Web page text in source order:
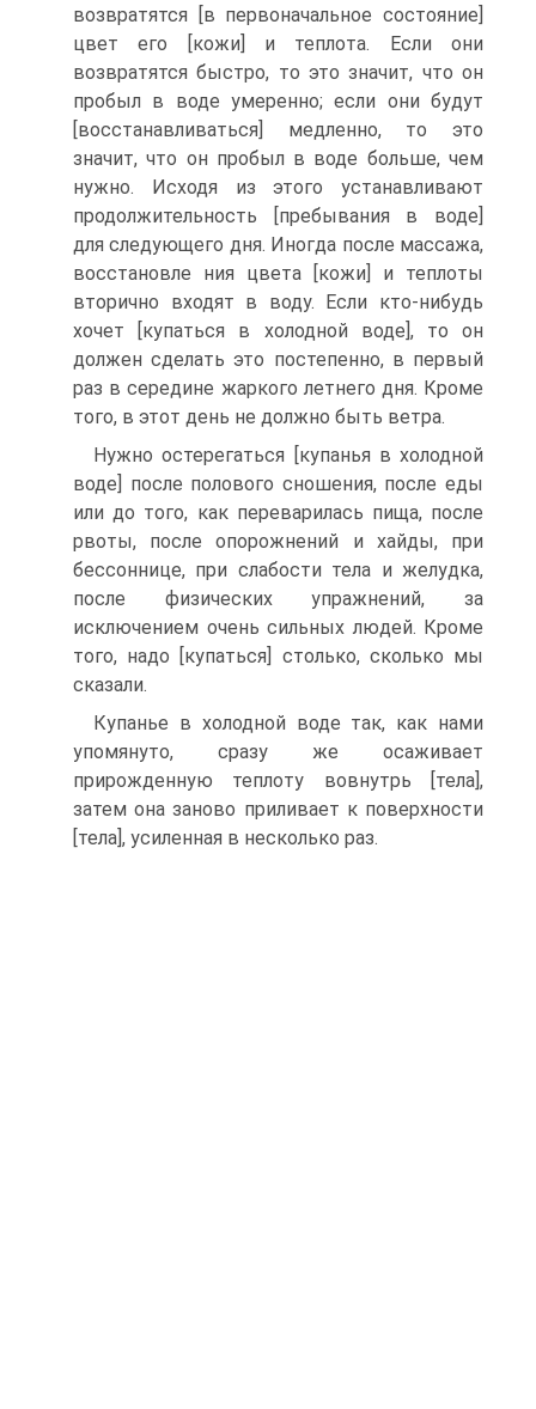
возвратятся [в первоначальное состояние]
цвет его [кожи] и теплота. Если они
возвратятся быстро, то это значит, что он
пробыл в воде умеренно; если они будут
[восстанавливаться] медленно, то это
значит, что он пробыл в воде больше, чем
нужно. Исходя из этого устанавливают
продолжительность [пребывания в воде]
для следующего дня. Иногда после массажа,
восстановле ния цвета [кожи] и теплоты
вторично входят в воду. Если кто-нибудь
хочет [купаться в холодной воде], то он
должен сделать это постепенно, в первый
раз в середине жаркого летнего дня. Кроме
того, в этот день не должно быть ветра.
Нужно остерегаться [купанья в холодной
воде] после полового сношения, после еды
или до того, как переварилась пища, после
рвоты, после опорожнений и хайды, при
бессоннице, при слабости тела и желудка,
после физических упражнений, за
исключением очень сильных людей. Кроме
того, надо [купаться] столько, сколько мы
сказали.
Купанье в холодной воде так, как нами
упомянуто, сразу же осаживает
прирожденную теплоту вовнутрь [тела],
затем она заново приливает к поверхности
[тела], усиленная в несколько раз.